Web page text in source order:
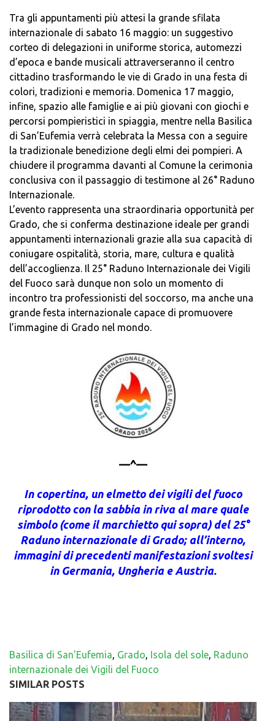
Tra gli appuntamenti più attesi la grande sfilata
internazionale di sabato 16 maggio: un suggestivo
corteo di delegazioni in uniforme storica, automezzi
d’epoca e bande musicali attraverseranno il centro
cittadino trasformando le vie di Grado in una festa di
colori, tradizioni e memoria. Domenica 17 maggio,
infine, spazio alle famiglie e ai più giovani con giochi e
percorsi pompieristici in spiaggia, mentre nella Basilica
di San’Eufemia verrà celebrata la Messa con a seguire
la tradizionale benedizione degli elmi dei pompieri. A
chiudere il programma davanti al Comune la cerimonia
conclusiva con il passaggio di testimone al 26° Raduno
Internazionale.
L’evento rappresenta una straordinaria opportunità per
Grado, che si conferma destinazione ideale per grandi
appuntamenti internazionali grazie alla sua capacità di
coniugare ospitalità, storia, mare, cultura e qualità
dell’accoglienza. Il 25° Raduno Internazionale dei Vigili
del Fuoco sarà dunque non solo un momento di
incontro tra professionisti del soccorso, ma anche una
grande festa internazionale capace di promuovere
l’immagine di Grado nel mondo.
—^—
In copertina, un elmetto dei vigili del fuoco
riprodotto con la sabbia in riva al mare quale
simbolo (come il marchietto qui sopra) del 25°
Raduno internazionale di Grado; all’interno,
immagini di precedenti manifestazioni svoltesi
in Germania, Ungheria e Austria.
Basilica di San'Eufemia, Grado, Isola del sole, Raduno
internazionale dei Vigili del Fuoco
SIMILAR POSTS